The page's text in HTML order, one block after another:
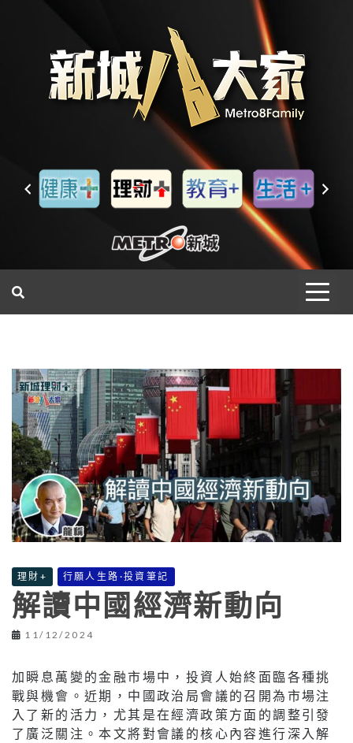
理財+ 行願人生路·投資筆記
解讀中國經濟新動向
11/12/2024
加瞬息萬變的金融市場中，投資人始終面臨各種挑
戰與機會。近期，中國政治局會議的召開為市場注
入了新的活力，尤其是在經濟政策方面的調整引發
了廣泛關注。本文將對會議的核心內容進行深入解